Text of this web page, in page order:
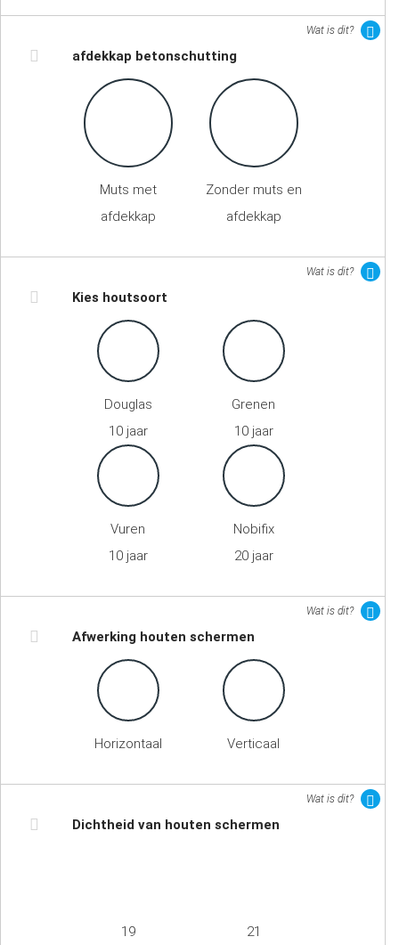
Wat is dit?
afdekkap betonschutting
Muts met
afdekkap
Zonder muts en
afdekkap
Wat is dit?
Kies houtsoort
Douglas
10 jaar
Grenen
10 jaar
Vuren
10 jaar
Nobifix
20 jaar
Wat is dit?
Afwerking houten schermen
Horizontaal Verticaal
Wat is dit?
Dichtheid van houten schermen
19 21